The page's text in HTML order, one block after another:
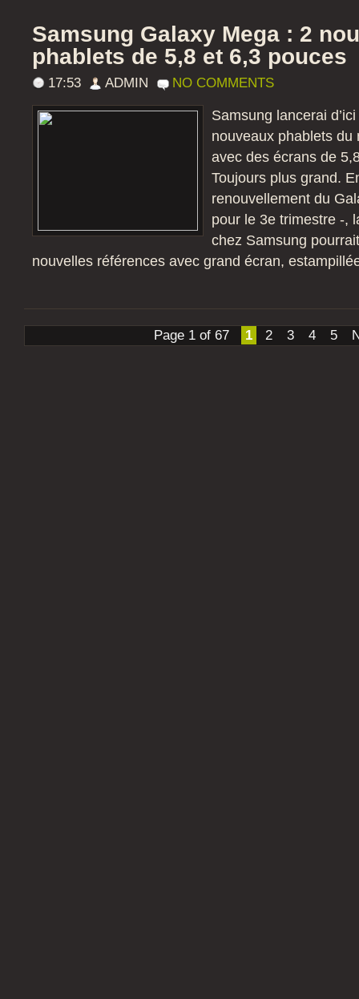
Samsung Galaxy Mega : 2
phablets de 5,8 et 6,3 pouces
17:53 ADMIN NO COMMENTS
Samsung lancerai
nouveaux phablets
avec des écrans de
Toujours plus grand.
renouvellement du
pour le 3e trimestre -,
chez Samsung
nouvelles références avec grand écran,
Page 1 of 67 1 2 3 4 5